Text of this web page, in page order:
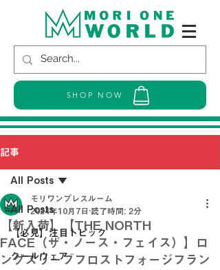
SHOP NOW
記事
All Posts
【必見】注目トピック
クールウェア
All Posts
【新入荷】【THE NORTH
FACE（ザ・ノース・フェイス）】ロ
ングスリーブフロストフォージフラン
モリワンプレスルーム
2024年10月7日 読了時間: 2分